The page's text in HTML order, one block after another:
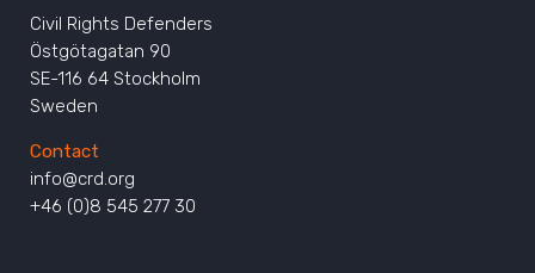
Civil Rights Defenders
Östgötagatan 90
SE-116 64 Stockholm
Sweden
Contact
info@crd.org
+46 (0)8 545 277 30